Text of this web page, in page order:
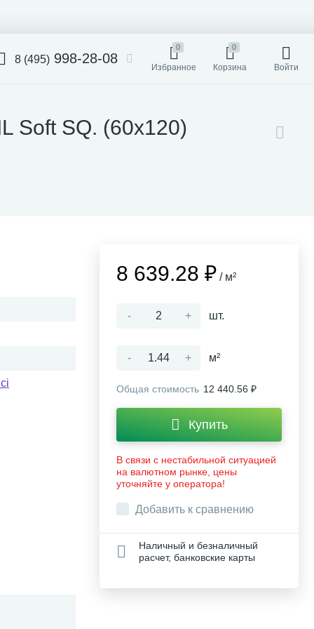
8 (495) 998-28-08
0
Избранное
0
Корзина Войти
Soft SQ. (60x120)
8 639.28 ₽ / м²
- + шт.
- + м²
Общая стоимость 12 440.56 ₽
Купить
В связи с нестабильной ситуацией
на валютном рынке, цены
уточняйте у оператора!
Добавить к сравнению
Наличный и безналичный
расчет, банковские карты